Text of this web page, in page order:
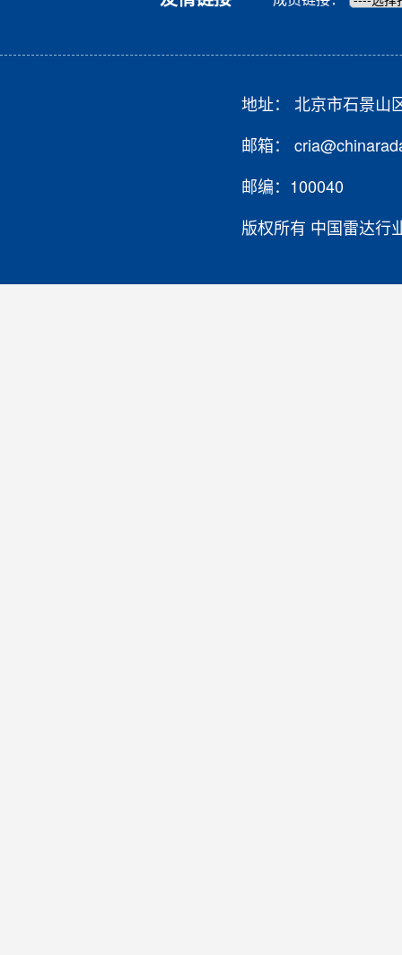
地址： 北京市石景山
邮箱：
邮编：100040
版权所有 中国雷达行